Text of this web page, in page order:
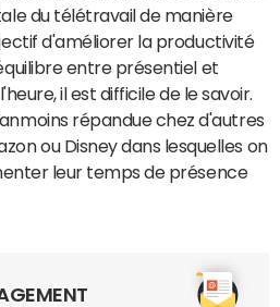
du télétravail de manière
d'améliorer la productivité
entre présentiel et
il est difficile de le savoir.
répandue chez d'autres
ou Disney dans lesquelles on
leur temps de présence